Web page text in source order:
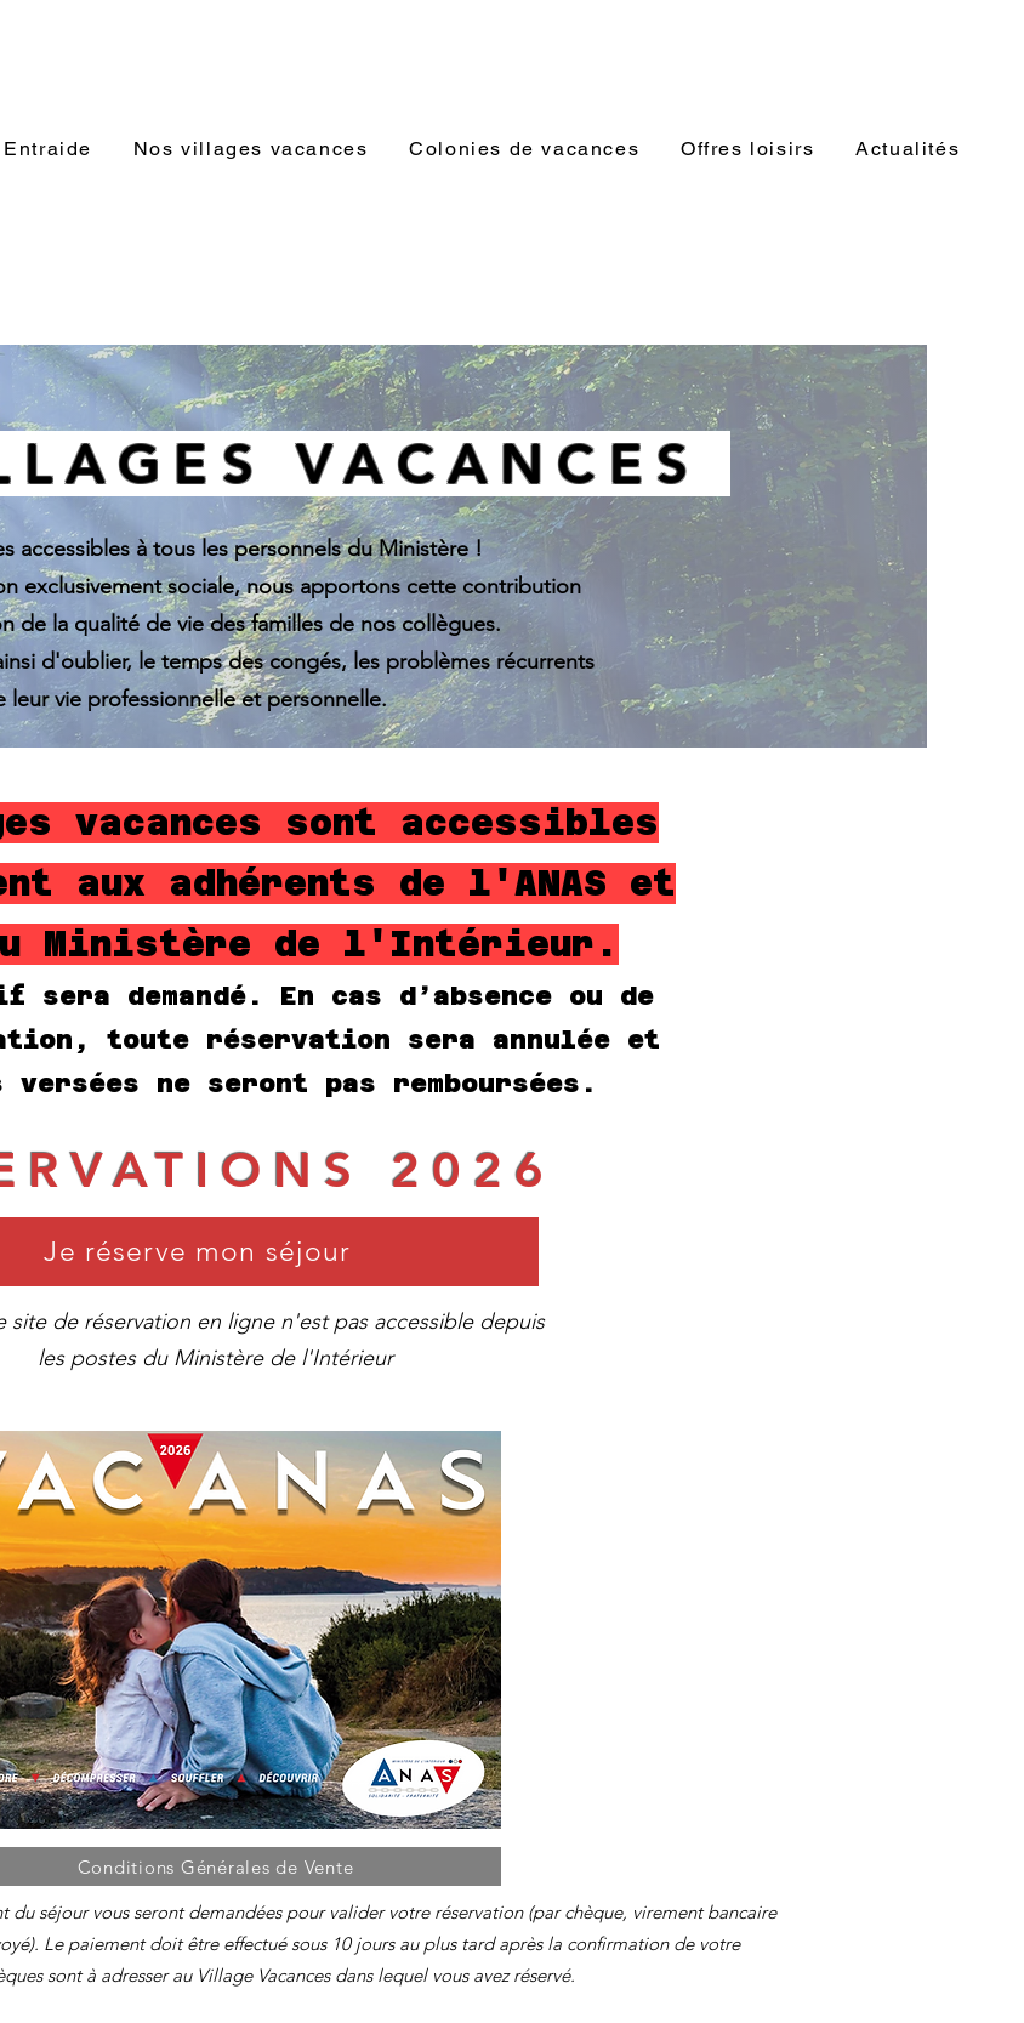
Entraide Nos villages vacances Colonies de vacances Offres loisirs Actualités
VACANCES
accessibles à tous les personnels du Ministère !
exclusivement sociale, nous apportons cette contribution
de la qualité de vie des familles de nos collègues.
d'oublier, le temps des congés, les problèmes récurrents
leur vie professionnelle et personnelle.
vacances sont accessibles
aux adhérents de l'ANAS et
Ministère de l'Intérieur.
demandé. En cas d’absence ou de
toute réservation sera annulée et
ne seront pas remboursées.
2026
Je réserve mon séjour
site de réservation en ligne n'est pas accessible depuis
les postes du Ministère de l'Intérieur
Conditions Générales de Vente
du séjour vous seront demandées pour valider votre réservation (par chèque, virement bancaire
Le paiement doit être effectué sous 10 jours au plus tard après la confirmation de votre
sont à adresser au Village Vacances dans lequel vous avez réservé.